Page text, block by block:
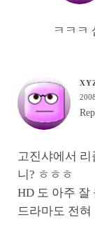
ㅋㅋㅋ
고진샤에서
니? ㅎㅎㅎ
HD 도 아주 잘
드라마도 전혀